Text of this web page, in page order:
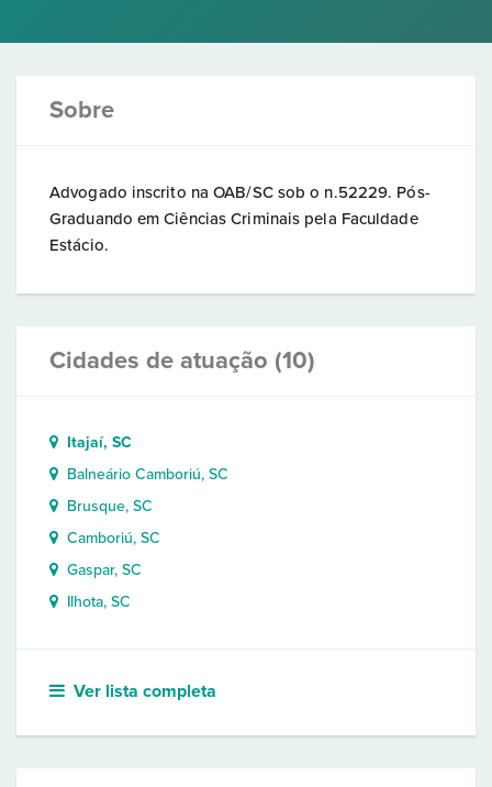
Sobre
Advogado inscrito na OAB/SC sob o n.52229. Pós-
Graduando em Ciências Criminais pela Faculdade
Estácio.
Cidades de atuação (10)
Itajaí, SC
Balneário Camboriú, SC
Brusque, SC
Camboriú, SC
Gaspar, SC
Ilhota, SC
Ver lista completa